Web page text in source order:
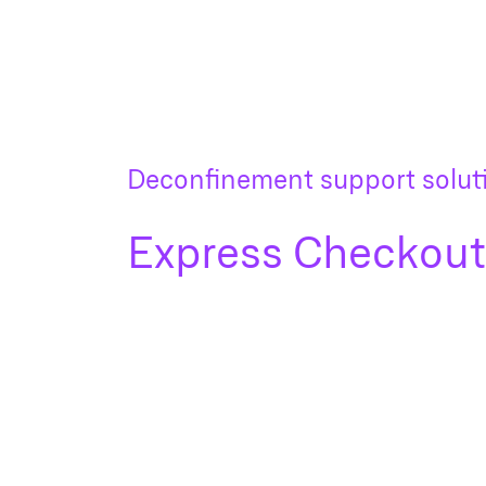
Deconfinement support
Express Checkout